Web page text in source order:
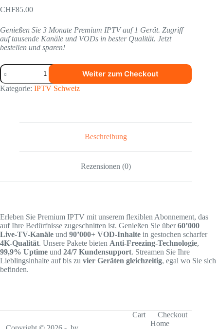
CHF85.00
Genießen Sie 3 Monate Premium IPTV auf 1 Gerät. Zugriff
auf tausende Kanäle und VODs in bester Qualität. Jetzt
bestellen und sparen!
Weiter zum Checkout
Kategorie: IPTV Schweiz
Beschreibung
Rezensionen (0)
Erleben Sie Premium IPTV mit unserem flexiblen Abonnement, das
auf Ihre Bedürfnisse zugeschnitten ist. Genießen Sie über60’000
Live-TV-Kanäle und 90’000+ VOD-Inhalte in gestochen scharfer
4K-Qualität. Unsere Pakete bieten Anti-Freezing-Technologie,
99,9% Uptime und 24/7 Kundensupport. Streamen Sie Ihre
Lieblingsinhalte auf bis zu vier Geräten gleichzeitig, egal wo Sie sich
befinden.
Cart
Checkout
Home